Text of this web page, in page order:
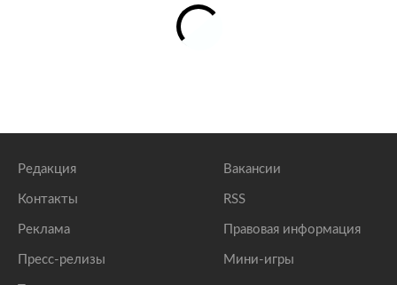
Редакция
Контакты
Реклама
Пресс-релизы
Вакансии
RSS
Правовая информация
Мини-игры